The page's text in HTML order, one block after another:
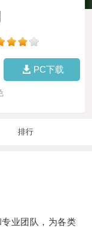
PC下载
排行
业团队，为各类